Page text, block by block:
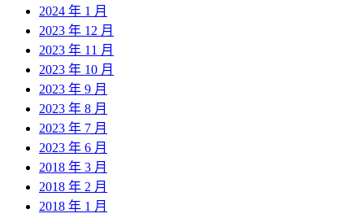
2024 年 1 月
2023 年 12 月
2023 年 11 月
2023 年 10 月
2023 年 9 月
2023 年 8 月
2023 年 7 月
2023 年 6 月
2018 年 3 月
2018 年 2 月
2018 年 1 月